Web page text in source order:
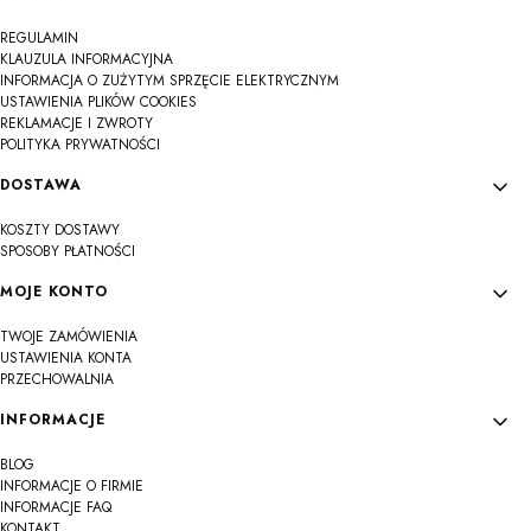
REGULAMIN
KLAUZULA INFORMACYJNA
INFORMACJA O ZUŻYTYM SPRZĘCIE ELEKTRYCZNYM
USTAWIENIA PLIKÓW COOKIES
REKLAMACJE I ZWROTY
POLITYKA PRYWATNOŚCI
DOSTAWA
KOSZTY DOSTAWY
SPOSOBY PŁATNOŚCI
MOJE KONTO
TWOJE ZAMÓWIENIA
USTAWIENIA KONTA
PRZECHOWALNIA
INFORMACJE
BLOG
INFORMACJE O FIRMIE
INFORMACJE FAQ